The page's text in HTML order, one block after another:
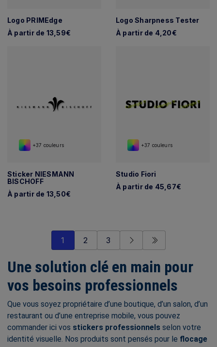
Logo PRIMEdge
À partir de 13,59€
Logo Sharpness Tester
À partir de 4,20€
+37 couleurs
Sticker NIESMANN
BISCHOFF
À partir de 13,50€
+37 couleurs
Studio Fiori
À partir de 45,67€
1 2 3
Une solution clé en main pour
vos besoins professionnels
Que vous soyez propriétaire d’une boutique, d’un salon, d’un
restaurant ou d’une entreprise mobile, vous pouvez
commander ici vos stickers professionnels selon votre
identité visuelle. Nos produits sont pensés pour le flocage